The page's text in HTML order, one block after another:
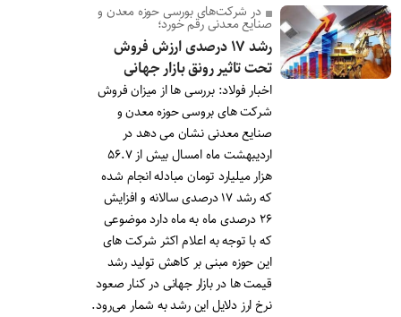
در شرکت‌های بورسی حوزه معدن و
صنایع معدنی رقم خورد؛
رشد ۱۷ درصدی ارزش فروش
تحت تاثیر رونق بازار جهانی
اخبار فولاد: بررسی ها از میزان فروش
شرکت های بروسی حوزه معدن و
صنایع معدنی نشان می دهد در
اردیبهشت ماه امسال بیش از ۵۶.۷
هزار میلیارد تومان مبادله انجام شده
که رشد ۱۷ درصدی سالانه و افزایش
۲۶ درصدی ماه به ماه دارد موضوعی
که با توجه به اعلام اکثر شرکت های
این حوزه مبنی بر کاهش تولید رشد
قیمت ها در بازار جهانی در کنار صعود
نرخ ارز دلایل این رشد به شمار می‌رود.